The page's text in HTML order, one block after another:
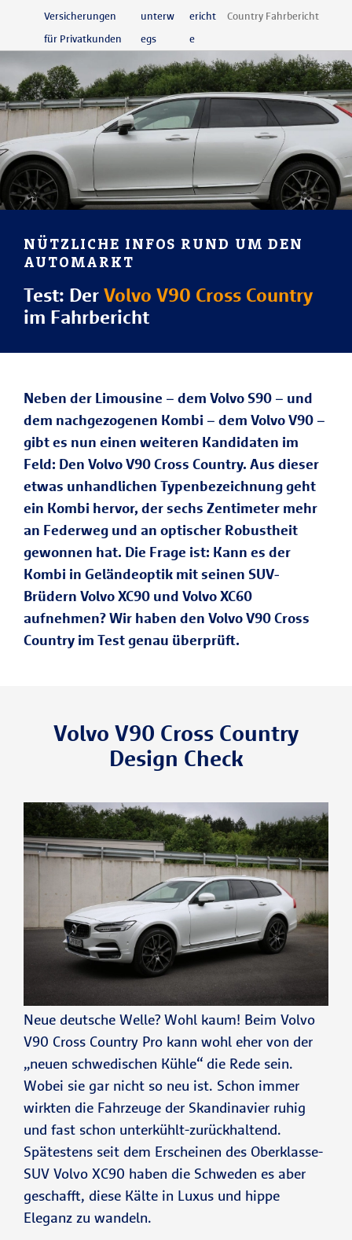
Versicherungen
für Privatkunden
unterw
egs
ericht
e
Country Fahrbericht
NÜTZLICHE INFOS RUND UM DEN
AUTOMARKT
Test: Der Volvo V90 Cross Country
im Fahrbericht
Neben der Limousine – dem Volvo S90 – und
dem nachgezogenen Kombi – dem Volvo V90 –
gibt es nun einen weiteren Kandidaten im
Feld: Den Volvo V90 Cross Country. Aus dieser
etwas unhandlichen Typenbezeichnung geht
ein Kombi hervor, der sechs Zentimeter mehr
an Federweg und an optischer Robustheit
gewonnen hat. Die Frage ist: Kann es der
Kombi in Geländeoptik mit seinen SUV-
Brüdern Volvo XC90 und Volvo XC60
aufnehmen? Wir haben den Volvo V90 Cross
Country im Test genau überprüft.
Volvo V90 Cross Country
Design Check
Neue deutsche Welle? Wohl kaum! Beim Volvo
V90 Cross Country Pro kann wohl eher von der
„neuen schwedischen Kühle“ die Rede sein.
Wobei sie gar nicht so neu ist. Schon immer
wirkten die Fahrzeuge der Skandinavier ruhig
und fast schon unterkühlt-zurückhaltend.
Spätestens seit dem Erscheinen des Oberklasse-
SUV Volvo XC90 haben die Schweden es aber
geschafft, diese Kälte in Luxus und hippe
Eleganz zu wandeln.